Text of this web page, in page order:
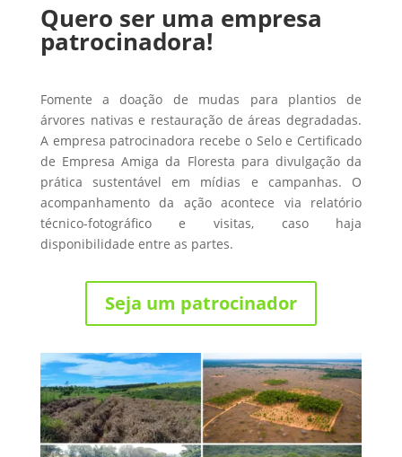
Quero ser uma empresa
patrocinadora!
Fomente a doação de mudas para plantios de
árvores nativas e restauração de áreas degradadas.
A empresa patrocinadora recebe o Selo e Certificado
de Empresa Amiga da Floresta para divulgação da
prática sustentável em mídias e campanhas. O
acompanhamento da ação acontece via relatório
técnico-fotográfico e visitas, caso haja
disponibilidade entre as partes.
Seja um patrocinador